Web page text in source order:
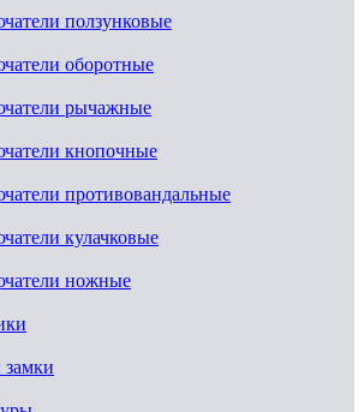
ползунковые
оборотные
рычажные
кнопочные
противовандальные
кулачковые
ножные